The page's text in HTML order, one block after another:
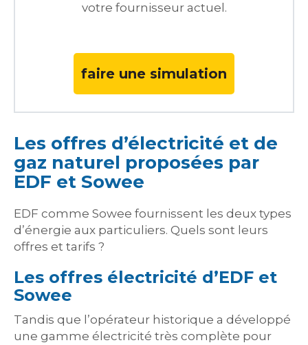
votre fournisseur actuel.
faire une simulation
Les offres d’électricité et de
gaz naturel proposées par
EDF et Sowee
EDF comme Sowee fournissent les deux types
d’énergie aux particuliers. Quels sont leurs
offres et tarifs ?
Les offres électricité d’EDF et
Sowee
Tandis que l’opérateur historique a développé
une gamme électricité très complète pour